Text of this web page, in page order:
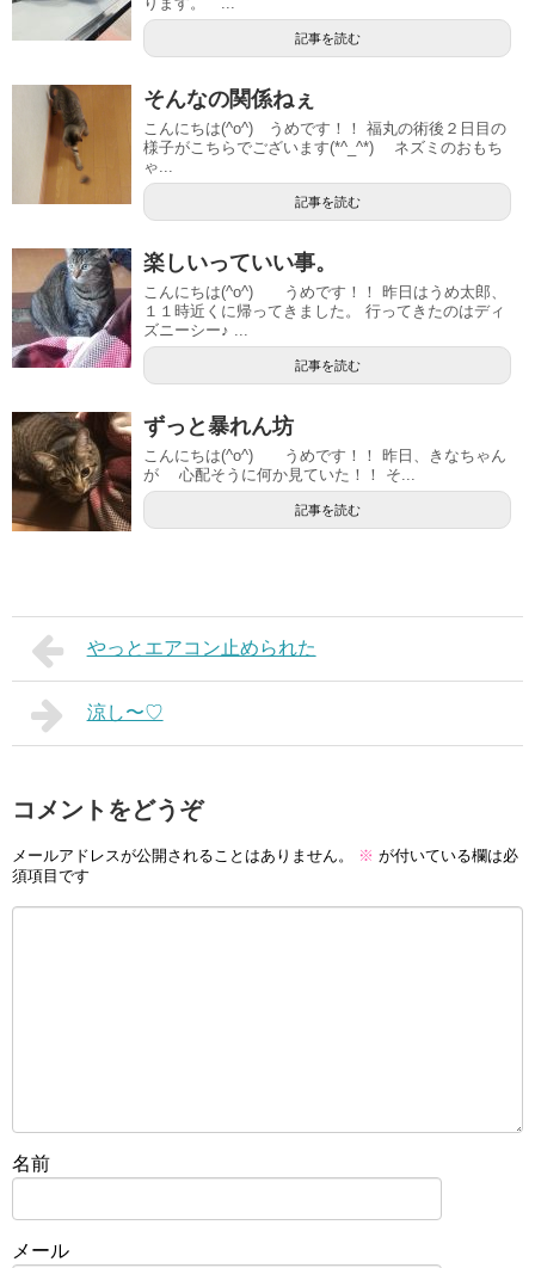
記事を読む
そんなの関係ねぇ
こんにちは(^o^) うめです！！ 福丸の術後２日目の
様子がこちらでございます(*^_^*) ネズミのおもち
ゃ...
記事を読む
楽しいっていい事。
こんにちは(^o^) うめです！！ 昨日はうめ太郎、
１１時近くに帰ってきました。 行ってきたのはディ
ズニーシー♪ ...
記事を読む
ずっと暴れん坊
こんにちは(^o^) うめです！！ 昨日、きなちゃん
が 心配そうに何か見ていた！！ そ...
記事を読む
やっとエアコン止められた
涼し〜♡
コメントをどうぞ
メールアドレスが公開されることはありません。 ※ が付いている欄は必
須項目です
名前
メール